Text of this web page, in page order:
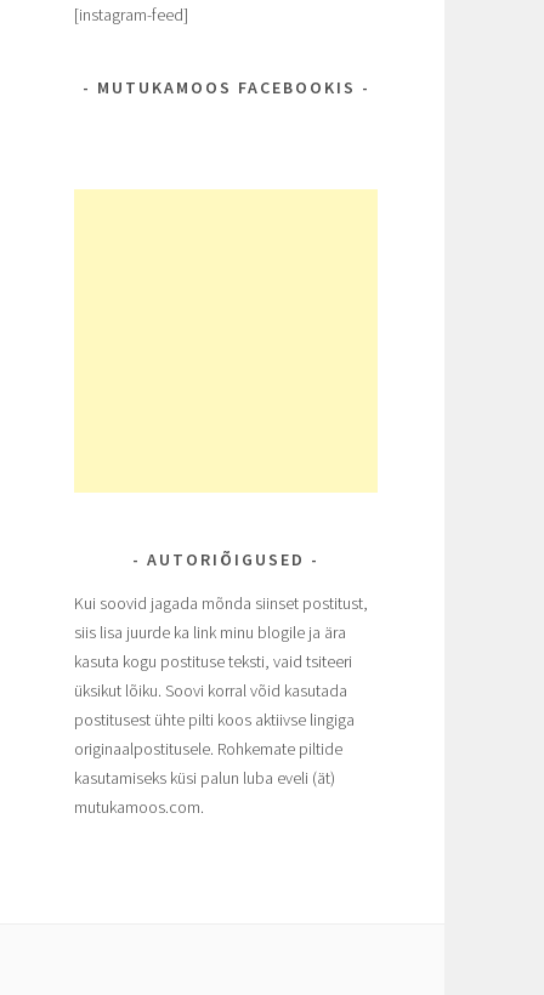
[instagram-feed]
MUTUKAMOOS FACEBOOKIS
AUTORIÕIGUSED
Kui soovid jagada mõnda siinset postitust,
siis lisa juurde ka link minu blogile ja ära
kasuta kogu postituse teksti, vaid tsiteeri
üksikut lõiku. Soovi korral võid kasutada
postitusest ühte pilti koos aktiivse lingiga
originaalpostitusele. Rohkemate piltide
kasutamiseks küsi palun luba eveli (ät)
mutukamoos.com.